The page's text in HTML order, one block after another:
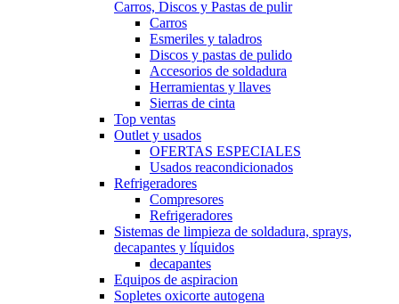
Carros, Discos y Pastas de pulir
Carros
Esmeriles y taladros
Discos y pastas de pulido
Accesorios de soldadura
Herramientas y llaves
Sierras de cinta
Top ventas
Outlet y usados
OFERTAS ESPECIALES
Usados reacondicionados
Refrigeradores
Compresores
Refrigeradores
Sistemas de limpieza de soldadura, sprays,
decapantes y líquidos
decapantes
Equipos de aspiracion
Sopletes oxicorte autogena